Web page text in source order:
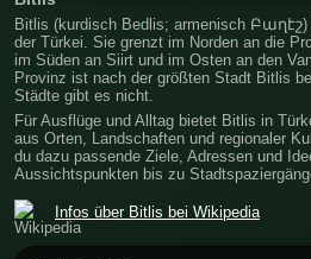
Bitlis (kurdisch Bedlis; armenisch
der Türkei. Sie grenzt im Norden an die
im Süden an Siirt und im Osten an den
Provinz ist nach der größten Stadt Bitlis
Städte gibt es nicht.
Für Ausflüge und Alltag bietet Bitlis in
aus Orten, Landschaften und regionaler
du dazu passende Ziele, Adressen und
Aussichtspunkten bis zu
Infos über Bitlis bei Wikipedia